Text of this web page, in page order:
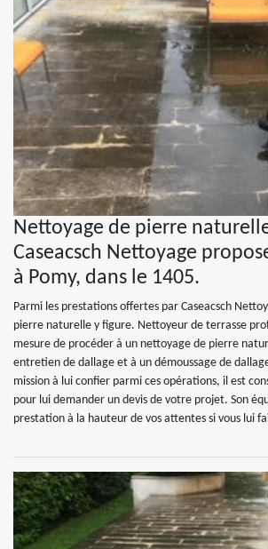
Nettoyage de pierre
Caseacsch Nettoyage
à Pomy, dans le 1405.
Parmi les prestations offertes par Caseacsch
pierre naturelle y figure. Nettoyeur de terrasse
mesure de procéder à un nettoyage de pierre
entretien de dallage et à un démoussage de
mission à lui confier parmi ces opérations, il est
pour lui demander un devis de votre projet. Son
prestation à la hauteur de vos attentes si vous lui